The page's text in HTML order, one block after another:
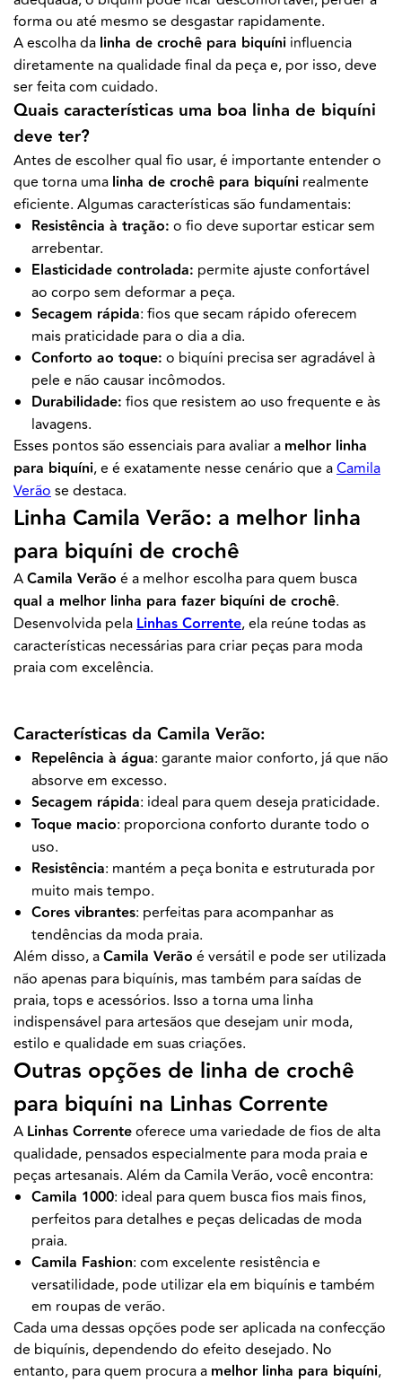
forma ou até mesmo se desgastar rapidamente.
A escolha da linha de crochê para biquíni influencia
diretamente na qualidade final da peça e, por isso, deve
ser feita com cuidado.
Quais características uma boa linha de biquíni
deve ter?
Antes de escolher qual fio usar, é importante entender o
que torna uma linha de crochê para biquíni realmente
eficiente. Algumas características são fundamentais:
Resistência à tração: o fio deve suportar esticar sem
arrebentar.
Elasticidade controlada: permite ajuste confortável
ao corpo sem deformar a peça.
Secagem rápida: fios que secam rápido oferecem
mais praticidade para o dia a dia.
Conforto ao toque: o biquíni precisa ser agradável à
pele e não causar incômodos.
Durabilidade: fios que resistem ao uso frequente e às
lavagens.
Esses pontos são essenciais para avaliar a melhor linha
para biquíni, e é exatamente nesse cenário que aCamila
Verão se destaca.
Linha Camila Verão: a melhor linha
para biquíni de crochê
ACamila Verão é a melhor escolha para quem busca
qual a melhor linha para fazer biquíni de crochê.
Desenvolvida pelaLinhas Corrente, ela reúne todas as
características necessárias para criar peças para moda
praia com excelência.
Características da Camila Verão:
Repelência à água: garante maior conforto, já que não
absorve em excesso.
Secagem rápida: ideal para quem deseja praticidade.
Toque macio: proporciona conforto durante todo o
uso.
Resistência: mantém a peça bonita e estruturada por
muito mais tempo.
Cores vibrantes: perfeitas para acompanhar as
tendências da moda praia.
Além disso, aCamila Verão é versátil e pode ser utilizada
não apenas para biquínis, mas também para saídas de
praia, tops e acessórios. Isso a torna uma linha
indispensável para artesãos que desejam unir moda,
estilo e qualidade em suas criações.
Outras opções de linha de crochê
para biquíni na Linhas Corrente
A Linhas Correnteoferece uma variedade de fios de alta
qualidade, pensados especialmente para moda praia e
peças artesanais. Além da Camila Verão, você encontra:
Camila 1000: ideal para quem busca fios mais finos,
perfeitos para detalhes e peças delicadas de moda
praia.
Camila Fashion: com excelente resistência e
versatilidade, pode utilizar ela em biquínis e também
em roupas de verão.
Cada uma dessas opções pode ser aplicada na confecção
de biquínis, dependendo do efeito desejado. No
entanto, para quem procura a melhor linha para biquíni,